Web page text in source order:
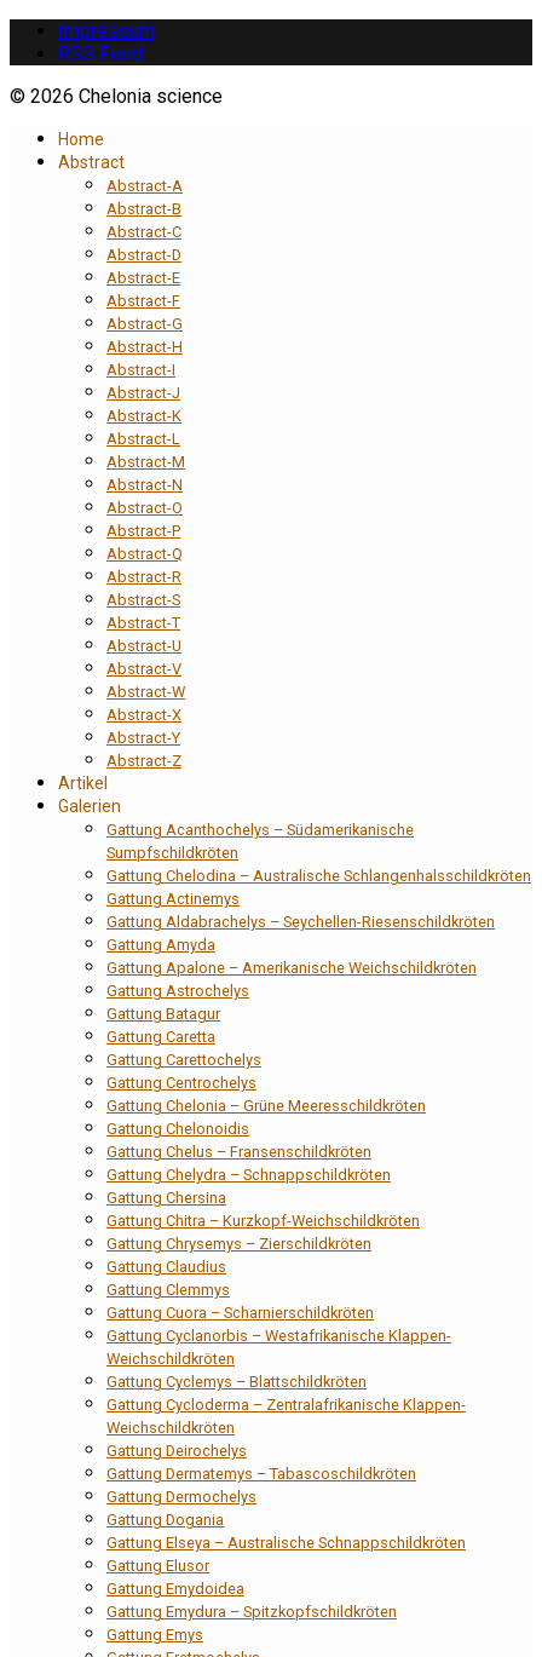
Impressum
RSS Feed
© 2026 Chelonia science
Home
Abstract
Abstract-A
Abstract-B
Abstract-C
Abstract-D
Abstract-E
Abstract-F
Abstract-G
Abstract-H
Abstract-I
Abstract-J
Abstract-K
Abstract-L
Abstract-M
Abstract-N
Abstract-O
Abstract-P
Abstract-Q
Abstract-R
Abstract-S
Abstract-T
Abstract-U
Abstract-V
Abstract-W
Abstract-X
Abstract-Y
Abstract-Z
Artikel
Galerien
Gattung Acanthochelys – Südamerikanische
Sumpfschildkröten
Gattung Chelodina – Australische Schlangenhalsschildkröten
Gattung Actinemys
Gattung Aldabrachelys – Seychellen-Riesenschildkröten
Gattung Amyda
Gattung Apalone – Amerikanische Weichschildkröten
Gattung Astrochelys
Gattung Batagur
Gattung Caretta
Gattung Carettochelys
Gattung Centrochelys
Gattung Chelonia – Grüne Meeresschildkröten
Gattung Chelonoidis
Gattung Chelus – Fransenschildkröten
Gattung Chelydra – Schnappschildkröten
Gattung Chersina
Gattung Chitra – Kurzkopf-Weichschildkröten
Gattung Chrysemys – Zierschildkröten
Gattung Claudius
Gattung Clemmys
Gattung Cuora – Scharnierschildkröten
Gattung Cyclanorbis – Westafrikanische Klappen-
Weichschildkröten
Gattung Cyclemys – Blattschildkröten
Gattung Cycloderma – Zentralafrikanische Klappen-
Weichschildkröten
Gattung Deirochelys
Gattung Dermatemys – Tabascoschildkröten
Gattung Dermochelys
Gattung Dogania
Gattung Elseya – Australische Schnappschildkröten
Gattung Elusor
Gattung Emydoidea
Gattung Emydura – Spitzkopfschildkröten
Gattung Emys